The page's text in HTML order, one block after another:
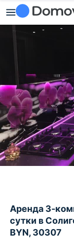
Аренда 3-
сутки в
BYN, 30307